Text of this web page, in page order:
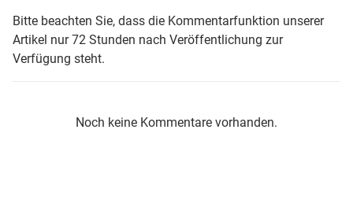
Bitte beachten Sie, dass die Kommentarfunktion unserer
Artikel nur 72 Stunden nach Veröffentlichung zur
Verfügung steht.
Noch keine Kommentare vorhanden.